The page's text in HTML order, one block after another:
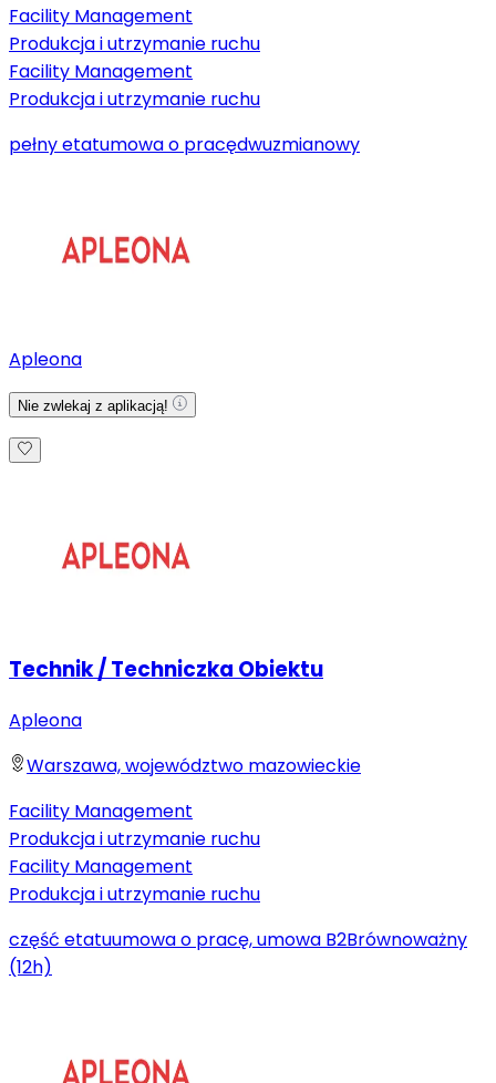
Facility Management
Produkcja i utrzymanie ruchu
Facility Management
Produkcja i utrzymanie ruchu
pełny etatumowa o pracędwuzmianowy
Apleona
Nie zwlekaj z aplikacją!
Technik / Techniczka Obiektu
Apleona
Warszawa, województwo mazowieckie
Facility Management
Produkcja i utrzymanie ruchu
Facility Management
Produkcja i utrzymanie ruchu
część etatuumowa o pracę, umowa B2Brównoważny
(12h)